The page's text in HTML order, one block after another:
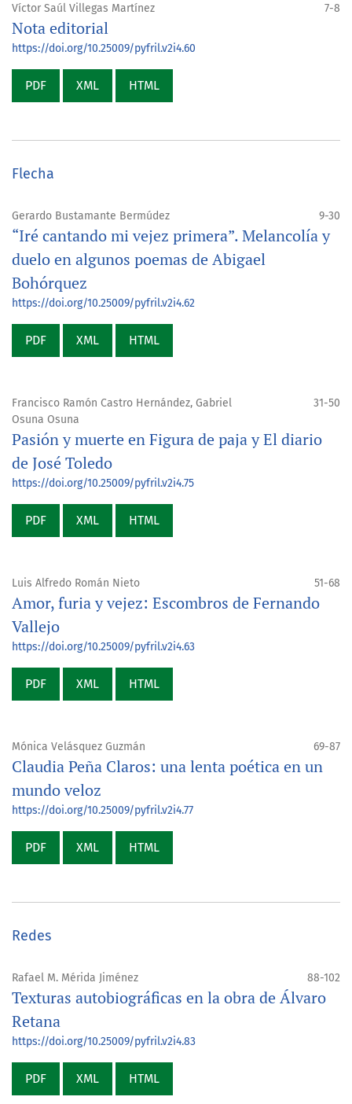
Víctor Saúl Villegas Martínez 7-8
Nota editorial
https://doi.org/10.25009/pyfril.v2i4.60
PDF XML HTML
Flecha
Gerardo Bustamante Bermúdez 9-30
“Iré cantando mi vejez primera”. Melancolía y
duelo en algunos poemas de Abigael
Bohórquez
https://doi.org/10.25009/pyfril.v2i4.62
PDF XML HTML
Francisco Ramón Castro Hernández, Gabriel
Osuna Osuna
31-50
Pasión y muerte en Figura de paja y El diario
de José Toledo
https://doi.org/10.25009/pyfril.v2i4.75
PDF XML HTML
Luis Alfredo Román Nieto 51-68
Amor, furia y vejez: Escombros de Fernando
Vallejo
https://doi.org/10.25009/pyfril.v2i4.63
PDF XML HTML
Mónica Velásquez Guzmán 69-87
Claudia Peña Claros: una lenta poética en un
mundo veloz
https://doi.org/10.25009/pyfril.v2i4.77
PDF XML HTML
Redes
Rafael M. Mérida Jiménez 88-102
Texturas autobiográficas en la obra de Álvaro
Retana
https://doi.org/10.25009/pyfril.v2i4.83
PDF XML HTML